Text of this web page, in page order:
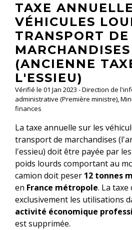
TAXE
VÉHICULES
TRANSPORT DE
MARCHANDISES
(ANCIENNE
L'ESSIEU)
Vérifié le 01 Jan 2023 - Direction de
administrative (Première ministre),
finances
La taxe annuelle sur les
transport de marchandises
l'essieu) doit être payée par les
poids lourds comportant au
camion doit peser 12 tonnes
en France métropole. La taxe
exclusivement les utilisations
activité économique
est supprimée.